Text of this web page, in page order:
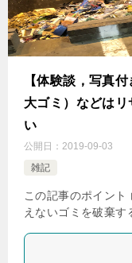
【体験談，写真
大ゴミ）などは
い
公開日： 2019-09-03
雑記
この記事のポイン
えないゴミを破棄